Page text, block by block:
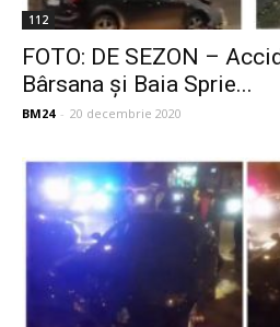
112
FOTO: DE SEZON –
Bârsana și Baia Sprie...
BM24 - 20 decembrie 2020